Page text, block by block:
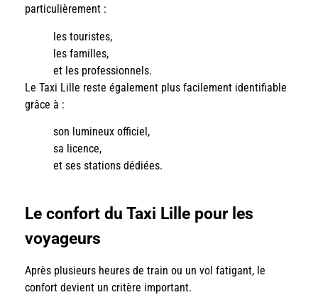
particulièrement :
les touristes,
les familles,
et les professionnels.
Le Taxi Lille reste également plus facilement identifiable
grâce à :
son lumineux officiel,
sa licence,
et ses stations dédiées.
Le confort du Taxi Lille pour les
voyageurs
Après plusieurs heures de train ou un vol fatigant, le
confort devient un critère important.